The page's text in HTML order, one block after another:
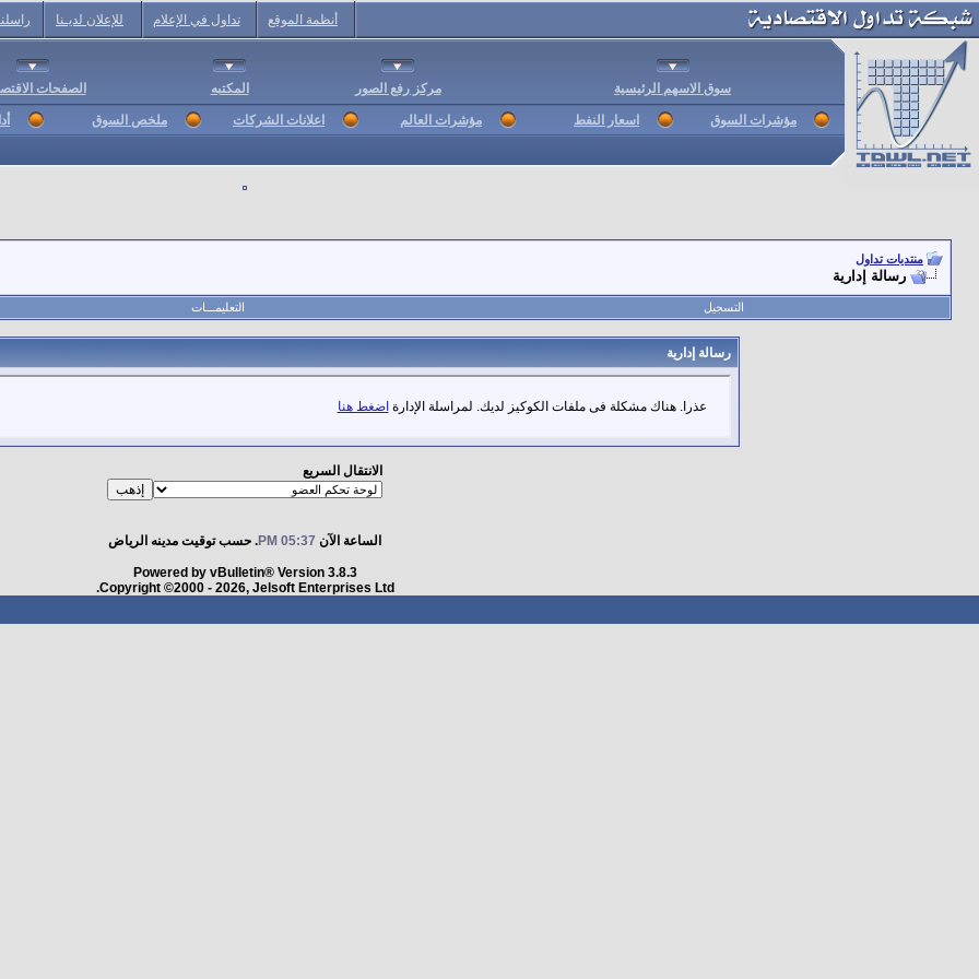
أنظمة الموقع تداول في الإعلام للإعلان لديـنا
سوق الاسهم الرئيسية مركز رفع الصور المكتبه الصفحات
مؤشرات السوق اسعار النفط مؤشرات العالم اعلانات الشركات ملخص السوق
منتديات تداول
رسالة إدارية
التسجيل التعليمـــات
رسالة إدارية
عذرا. هناك مشكلة فى ملفات الكوكيز لديك. لمراسلة الإدارة اضغط هنا
الانتقال السريع
الساعة الآن 05:37 PM . حسب توقيت مدينه الرياض
Powered by vBulletin® Version 3.8.3
Copyright ©2000 - 2026, Jelsoft Enterprises Ltd.